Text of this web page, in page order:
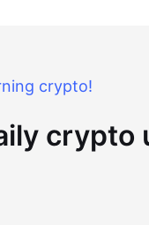
crypto!
crypto